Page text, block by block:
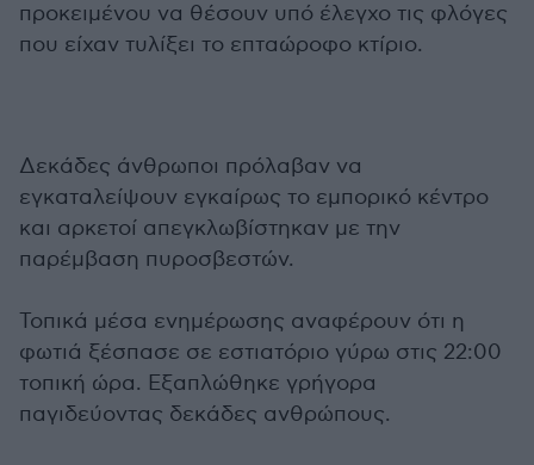
προκειμένου να θέσουν υπό έλεγχο τις φλόγες
που είχαν τυλίξει το επταώροφο κτίριο.
Δεκάδες άνθρωποι πρόλαβαν να
εγκαταλείψουν εγκαίρως το εμπορικό κέντρο
και αρκετοί απεγκλωβίστηκαν με την
παρέμβαση πυροσβεστών.
Τοπικά μέσα ενημέρωσης αναφέρουν ότι η
φωτιά ξέσπασε σε εστιατόριο γύρω στις 22:00
τοπική ώρα. Εξαπλώθηκε γρήγορα
παγιδεύοντας δεκάδες ανθρώπους.